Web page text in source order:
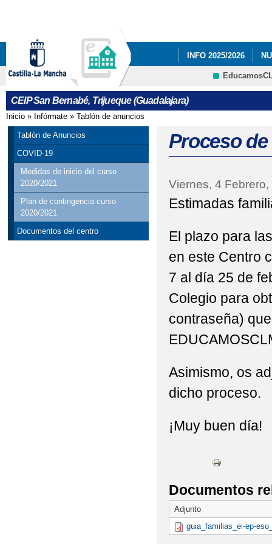
INFO 2025/2026
NUESTRAS FOTOS.
PLAN DE
RESULTADO DE LAS
CEIP San Bernabé, Trijueque (Guadalajara)
Se encuentra usted aquí
Inicio » Infórmate » Tablón de anuncios
Tablón de Anuncios
COVID-19
Medidas de inicio del curso
2020/2021
Plan de contingencia curso
2020/2021
Documentos del centro
Proceso
Viernes, 4 Febrero,
Estimadas
El plazo para
en este Centro
7 al día 25 de
Colegio para
contraseña)
Asimismo, os
dicho proceso.
¡Muy buen día!
Documentos
Adjunto
guia_familias_ei-ep-